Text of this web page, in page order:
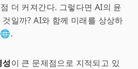
더 커져간다. 그렇다면 AI의 윤
일까? AI와 함께 미래를 상상하
성이 큰 문제점으로 지적되고 있